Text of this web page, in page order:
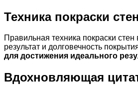
Техника покраски стен
Правильная техника покраски стен
результат и долговечность
для достижения идеального
Вдохновляющая